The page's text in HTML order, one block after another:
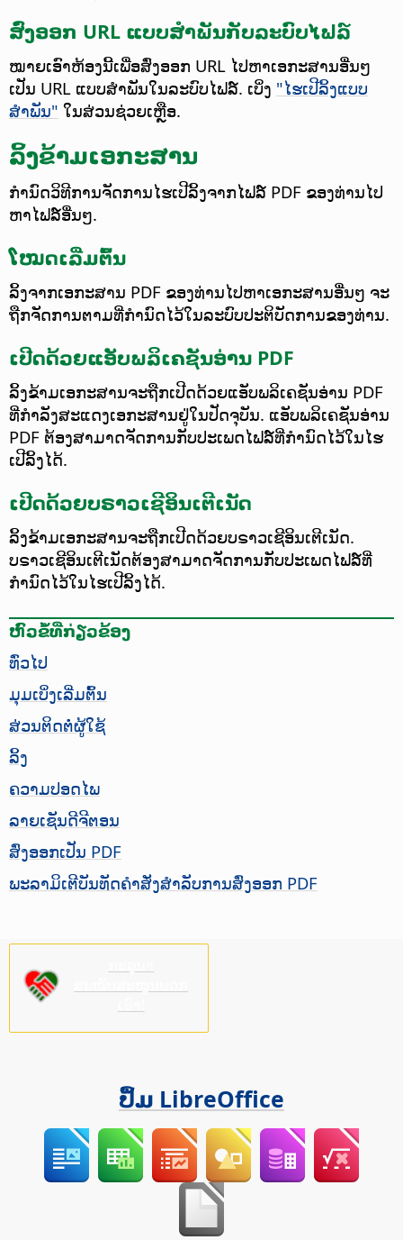
ສົ່ງອອກ URL ແບບສຳພັນກັບລະບົບໄຟລ໌
ໝາຍເອົາຫ້ອງນີ້ເພື່ອສົ່ງອອກ URL ໄປຫາເອກະສານອື່ນໆ
ເປັນ URL ແບບສຳພັນໃນລະບົບໄຟລ໌. ເບິ່ງ "ໄຮເປີລິ້ງແບບ
ສຳພັນ" ໃນສ່ວນຊ່ວຍເຫຼືອ.
ລິ້ງຂ້າມເອກະສານ
ກຳນົດວິທີການຈັດການໄຮເປີລິ້ງຈາກໄຟລ໌ PDF ຂອງທ່ານໄປ
ຫາໄຟລ໌ອື່ນໆ.
ໂໝດເລີ່ມຕົ້ນ
ລິ້ງຈາກເອກະສານ PDF ຂອງທ່ານໄປຫາເອກະສານອື່ນໆ ຈະ
ຖືກຈັດການຕາມທີ່ກຳນົດໄວ້ໃນລະບົບປະຕິບັດການຂອງທ່ານ.
ເປີດດ້ວຍແອັບພລິເຄຊັນອ່ານ PDF
ລິ້ງຂ້າມເອກະສານຈະຖືກເປີດດ້ວຍແອັບພລິເຄຊັນອ່ານ PDF
ທີ່ກຳລັງສະແດງເອກະສານຢູ່ໃນປັດຈຸບັນ. ແອັບພລິເຄຊັນອ່ານ
PDF ຕ້ອງສາມາດຈັດການກັບປະເພດໄຟລ໌ທີ່ກຳນົດໄວ້ໃນໄຮ
ເປີລິ້ງໄດ້.
ເປີດດ້ວຍບຣາວເຊີອິນເຕີເນັດ
ລິ້ງຂ້າມເອກະສານຈະຖືກເປີດດ້ວຍບຣາວເຊີອິນເຕີເນັດ.
ບຣາວເຊີອິນເຕີເນັດຕ້ອງສາມາດຈັດການກັບປະເພດໄຟລ໌ທີ່
ກຳນົດໄວ້ໃນໄຮເປີລິ້ງໄດ້.
ຫົວຂໍ້ທີ່ກ່ຽວຂ້ອງ
ທົ່ວໄປ
ມຸມເບິ່ງເລີ່ມຕົ້ນ
ສ່ວນຕິດຕໍ່ຜູ້ໃຊ້
ລິ້ງ
ຄວາມປອດໄພ
ລາຍເຊັນດີຈີຕອນ
ສົ່ງອອກເປັນ PDF
ພະລາມິເຕີບັນທັດຄຳສັ່ງສຳລັບການສົ່ງອອກ PDF
ປຶ້ມ LibreOffice